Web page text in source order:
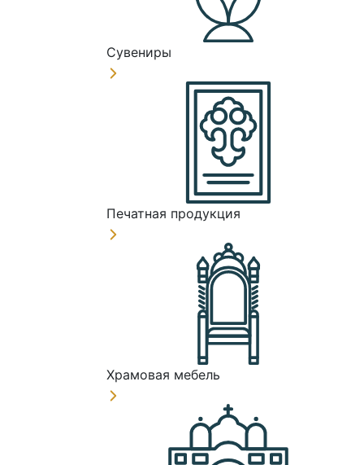
Сувениры
Печатная продукция
Храмовая мебель